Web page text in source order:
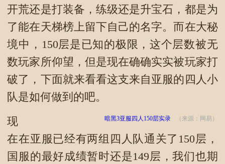
开荒还是打装备，练级还是升宝石，都是为
了能在天梯榜上留下自己的名字。而在大秘
境中，150层是已知的极限，这个层数被无
数玩家所仰望，但是现在确确实实被玩家打
破了，下面就来看看这支来自亚服的四人小
队是如何做到的吧。
暗黑3亚服四人150层实录 （来源：网易）
现
在在亚服已经有两组四人队通关了150层，
国服的最好成绩暂时还是149层，我们也期